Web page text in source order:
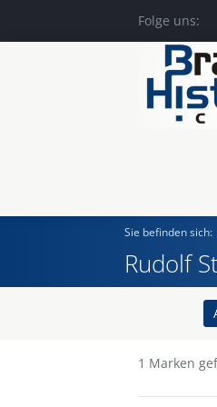
Folge uns:
Sie befinden sich:
Rudolf
1 Marken